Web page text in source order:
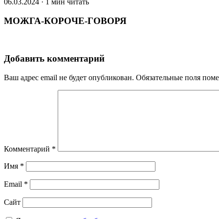
06.03.2024 · 1 мин читать
МОЖГА-КОРОЧЕ-ГОВОРЯ
Добавить комментарий
Ваш адрес email не будет опубликован. Обязательные поля
Комментарий *
Имя *
Email *
Сайт